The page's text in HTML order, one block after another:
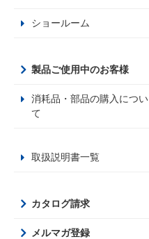
ショールーム
製品ご使用中のお客様
消耗品・部品の購入につい
て
取扱説明書一覧
カタログ請求
メルマガ登録